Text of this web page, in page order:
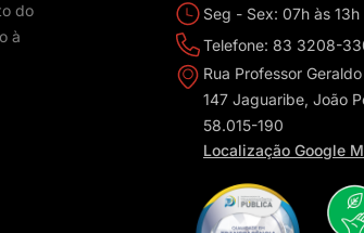
do
à
Seg - Sex: 07h às 13h
Telefone: 83 3208-
Rua Professor
147 Jaguaribe, João
58.015-190
Localização Google